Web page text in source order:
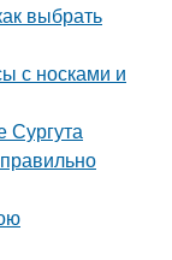
выбрать
с носками и
Сургута